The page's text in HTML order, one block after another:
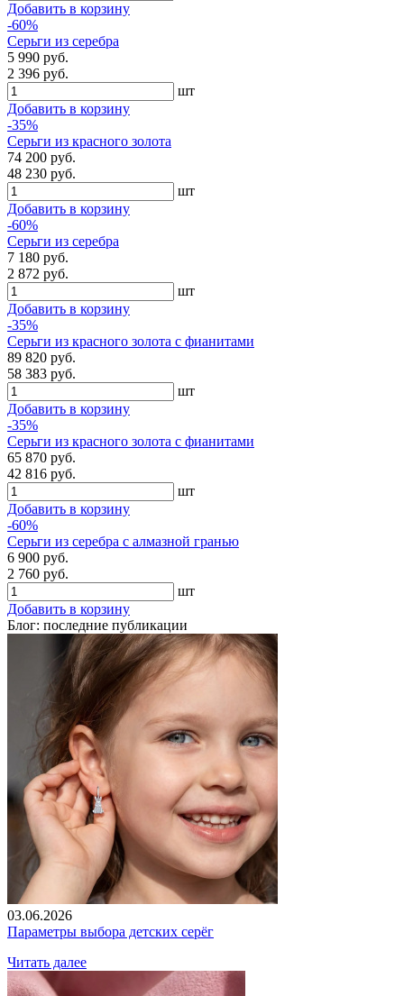
Добавить в корзину
-60%
Серьги из серебра
5 990 руб.
2 396 руб.
шт
Добавить в корзину
-35%
Серьги из красного золота
74 200 руб.
48 230 руб.
шт
Добавить в корзину
-60%
Серьги из серебра
7 180 руб.
2 872 руб.
шт
Добавить в корзину
-35%
Серьги из красного золота с фианитами
89 820 руб.
58 383 руб.
шт
Добавить в корзину
-35%
Серьги из красного золота с фианитами
65 870 руб.
42 816 руб.
шт
Добавить в корзину
-60%
Серьги из серебра с алмазной гранью
6 900 руб.
2 760 руб.
шт
Добавить в корзину
Блог: последние публикации
03.06.2026
Параметры выбора детских серёг
Читать далее